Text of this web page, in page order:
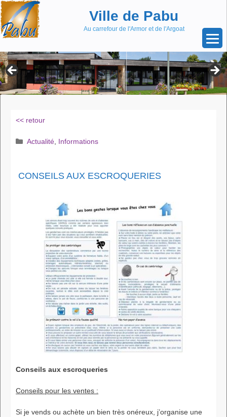
Aller
au
contenu
Skip
to
content
Ville de Pabu
Au carrefour de l'Armor et de l'Argoat
<< retour
Catégories
Actualité, Informations
CONSEILS AUX ESCROQUERIES
Conseils aux escroqueries
Conseils pour les ventes :
Si je vends ou achète un bien très onéreux, j’organise une